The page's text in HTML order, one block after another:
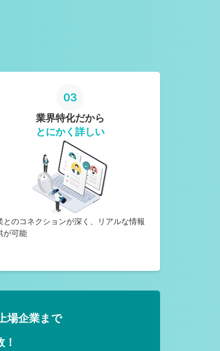
03
業界特化だから
とにかく詳しい
とのコネクションが深く、リアルな情報
が可能
場企業まで